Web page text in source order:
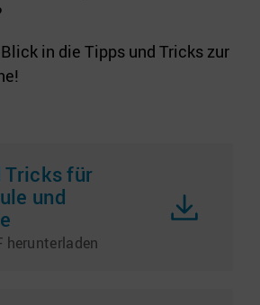
in die Tipps und Tricks zur
Tricks für
und
herunterladen